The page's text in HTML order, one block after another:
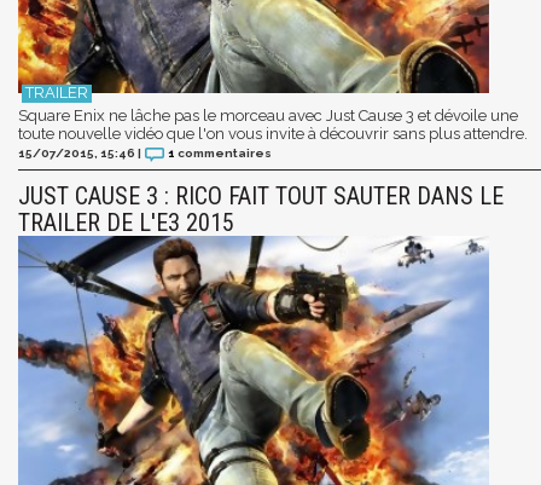
Square Enix ne lâche pas le morceau avec Just Cause 3 et dévoile une
toute nouvelle vidéo que l'on vous invite à découvrir sans plus attendre.
15/07/2015, 15:46 | 1 commentaires
JUST CAUSE 3 : RICO FAIT TOUT SAUTER DANS LE
TRAILER DE L'E3 2015